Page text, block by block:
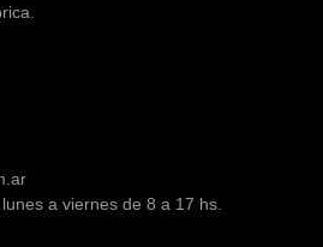
a viernes de 8 a 17 hs.